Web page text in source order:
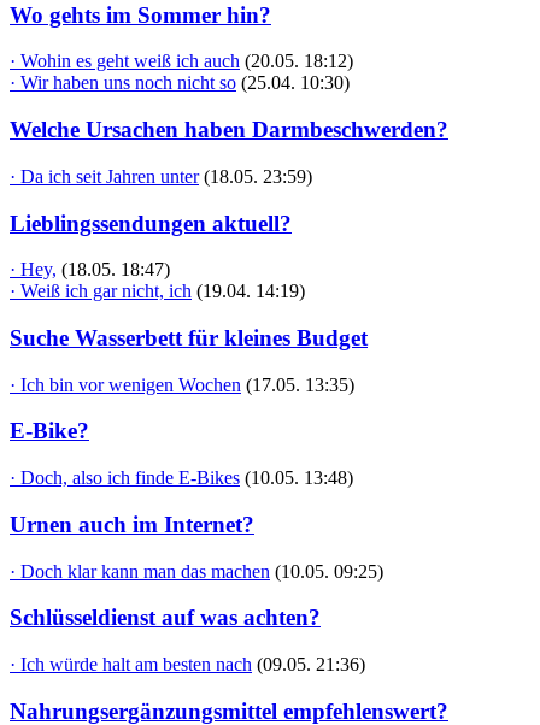
Wo gehts im Sommer hin?
· Wohin es geht weiß ich auch (20.05. 18:12)
· Wir haben uns noch nicht so (25.04. 10:30)
Welche Ursachen haben Darmbeschwerden?
· Da ich seit Jahren unter (18.05. 23:59)
Lieblingssendungen aktuell?
· Hey, (18.05. 18:47)
· Weiß ich gar nicht, ich (19.04. 14:19)
Suche Wasserbett für kleines Budget
· Ich bin vor wenigen Wochen (17.05. 13:35)
E-Bike?
· Doch, also ich finde E-Bikes (10.05. 13:48)
Urnen auch im Internet?
· Doch klar kann man das machen (10.05. 09:25)
Schlüsseldienst auf was achten?
· Ich würde halt am besten nach (09.05. 21:36)
Nahrungsergänzungsmittel empfehlenswert?